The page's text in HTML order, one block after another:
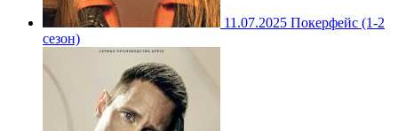
11.07.2025 Покерфейс (1-2
сезон)